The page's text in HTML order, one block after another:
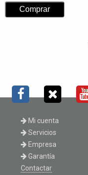
Mi cuenta
Servicios
Empresa
Garantía
Contactar